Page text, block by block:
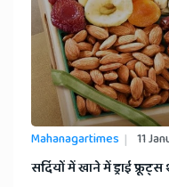
Mahanagartimes 11
सर्दियों में खाने में ड्राई